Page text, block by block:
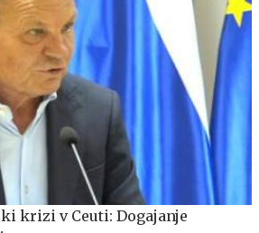
krizi v Ceuti: Dogajanje